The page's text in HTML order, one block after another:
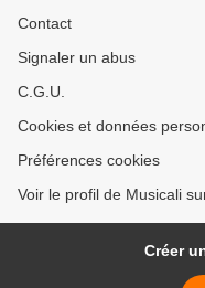
Contact
Signaler un abus
C.G.U.
Cookies et données
Préférences cookies
Voir le profil de Musicali
Créer